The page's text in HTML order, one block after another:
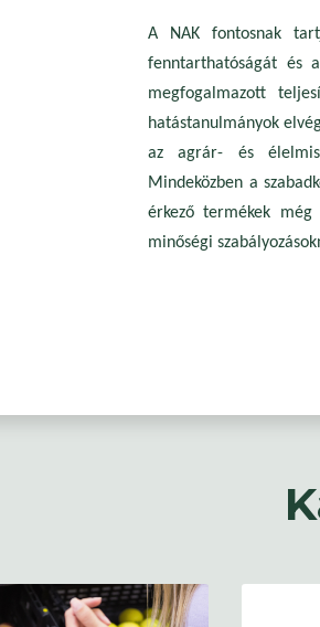
A NAK fontosnak
fenntarthatóságát és
megfogalmazott
hatástanulmányok
az agrár- és
Mindeközben a
érkező termékek még
minőségi